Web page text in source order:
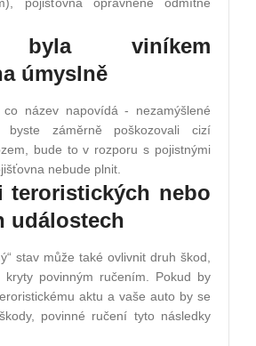
byla viníkem
úmyslně
název napovídá - nezamýšlené
byste záměrně poškozovali cizí
bude to v rozporu s pojistnými
nebude plnit.
teroristických nebo
událostech
stav může také ovlivnit druh škod,
kryty povinným ručením. Pokud by
aktu a vaše auto by se
povinné ručení tyto následky